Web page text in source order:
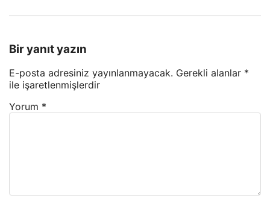
Bir yanıt yazın
E-posta adresiniz yayınlanmayacak. Gerekli alanlar *
ile işaretlenmişlerdir
Yorum *